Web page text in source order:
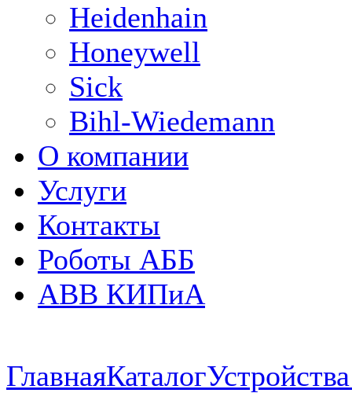
Heidenhain
Honeywell
Sick
Bihl-Wiedemann
О компании
Услуги
Контакты
Роботы АББ
ABB КИПиА
ГлавнаяКаталог